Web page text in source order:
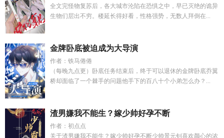
全文完怪物复苏后，各大城市沦陷在恐惧之中，早已灭绝的诡异
生物们层出不穷。楼延长得好看，性格强势，无数人拜倒在...
金牌卧底被迫成为大导演
作者：铁马倦倦
（每晚九点更）卧底任务结束后，终于可以退休的金牌卧底乔翼
桥却面临了一个棘手的问题他手下的百八十个小弟怎么办？...
渣男嫌我不能生？嫁少帅好孕不断
作者：初点点
关于渣男嫌我不能生？嫁少帅好孕不断少帅景元钊喜欢颜心的浓